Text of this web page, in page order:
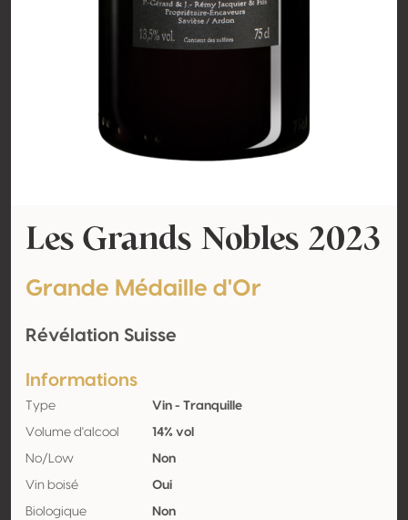
Les Grands Nobles 2023
Grande Médaille d'Or
Révélation Suisse
Informations
Type Vin - Tranquille
Volume d'alcool 14% vol
No/Low Non
Vin boisé Oui
Biologique Non